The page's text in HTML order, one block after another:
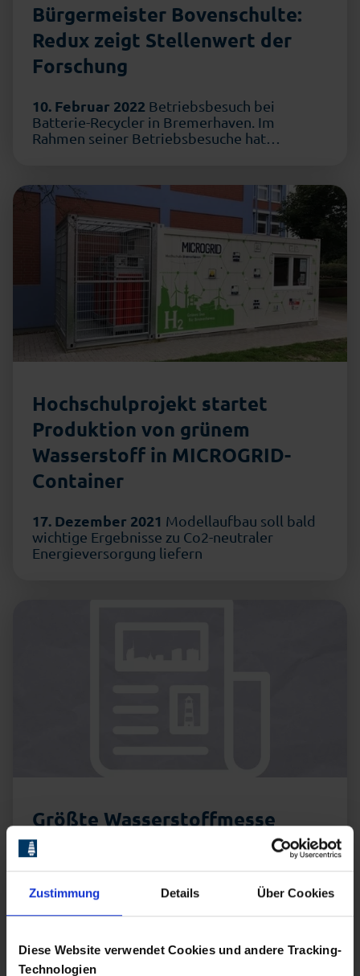
Zustimmung Details Über Cookies
Diese Website verwendet Cookies und andere Tracking-
Technologien
Bürgermeister Bovenschulte:
Redux zeigt Stellenwert der
Forschung
10. Februar 2022 Betriebsbesuch bei
Batterie-Recycler in Bremerhaven. Im
Rahmen seiner Betriebsbesuche hat
Hochschulprojekt startet
Produktion von grünem
Wasserstoff in MICROGRID-
Container
17. Dezember 2021 Modellaufbau soll bald
wichtige Ergebnisse zu Co2-neutraler
Energieversorgung liefern
Größte Wasserstoffmesse
Europas "Hydrogen Technology
Expo Europe" findet erstmals
in Bremen statt
vereinbaren engere Kooperation im Bereich
Wasserstoff